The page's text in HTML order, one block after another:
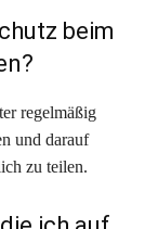
beim
regelmäßig
und darauf
zu teilen.